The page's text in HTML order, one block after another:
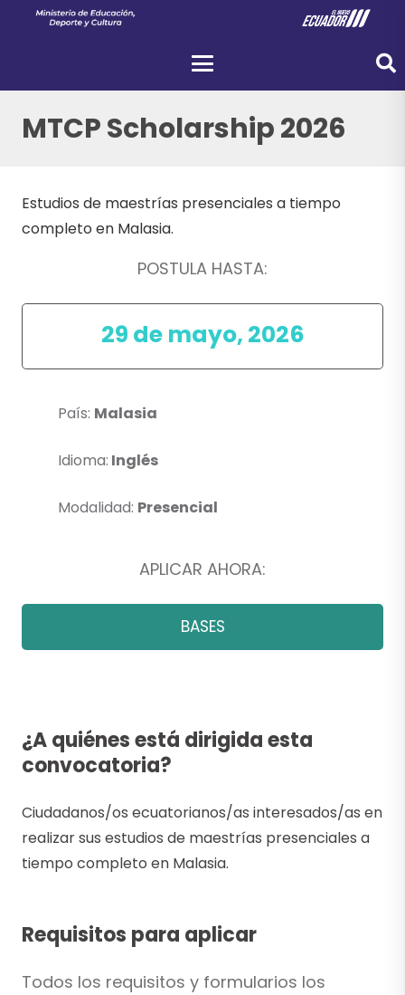
MTCP Scholarship 2026
Estudios de maestrías presenciales a tiempo
completo en Malasia.
POSTULA HASTA:
29 de mayo, 2026
País: Malasia
Idioma: Inglés
Modalidad: Presencial
APLICAR AHORA:
BASES
¿A quiénes está dirigida esta
convocatoria?
Ciudadanos/os ecuatorianos/as interesados/as en
realizar sus estudios de maestrías presenciales a
tiempo completo en Malasia.
Requisitos para aplicar
Todos los requisitos y formularios los